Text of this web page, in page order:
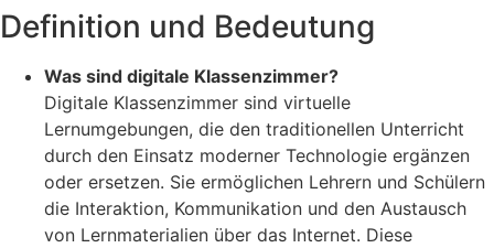
Definition und Bedeutung
Was sind digitale Klassenzimmer?
Digitale Klassenzimmer sind virtuelle
Lernumgebungen, die den traditionellen Unterricht
durch den Einsatz moderner Technologie ergänzen
oder ersetzen. Sie ermöglichen Lehrern und Schülern
die Interaktion, Kommunikation und den Austausch
von Lernmaterialien über das Internet. Diese